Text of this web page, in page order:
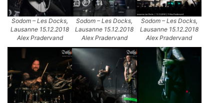
Sodom – Les Docks,
Lausanne 15.12.2018
Alex Pradervand
Sodom – Les Docks,
Lausanne 15.12.2018
Alex Pradervand
Sodom – Les Docks,
Lausanne 15.12.2018
Alex Pradervand